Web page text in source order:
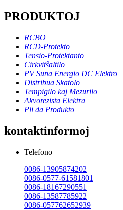
PRODUKTOJ
RCBO
RCD-Protekto
Tensio-Protektanto
Cirkvitŝaltilo
PV Suna Energio DC Elektro
Distribua Skatolo
Tempigilo kaj Mezurilo
Akvorezista Elektra
Pli da Produkto
kontaktinformoj
Telefono
0086-13905874202
0086-0577-61581801
0086-18167290551
0086-13587785922
0086-057762652939